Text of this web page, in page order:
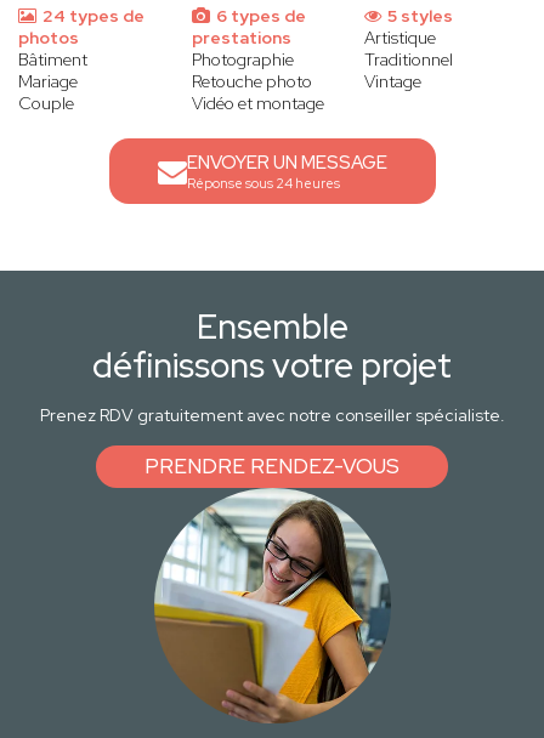
24 types de
photos
Bâtiment
Mariage
Couple
6 types de
prestations
Photographie
Retouche photo
Vidéo et montage
5 styles
Artistique
Traditionnel
Vintage
ENVOYER UN MESSAGE
Réponse sous 24 heures
Ensemble
définissons votre projet
Prenez RDV gratuitement avec notre conseiller spécialiste.
PRENDRE RENDEZ-VOUS